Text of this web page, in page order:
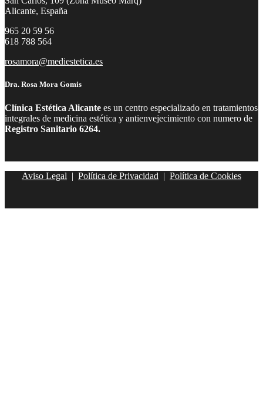
Alicante, España
965 20 59 56
618 788 564
rosamora@mediestetica.es
Dra. Rosa Mora Gomis
Clínica Estética Alicante es un centro especializado en tratamientos
integrales de medicina estética y antienvejecimiento con numero de
Registro Sanitario 6264.
Aviso Legal | Política de Privacidad | Política de Cookies